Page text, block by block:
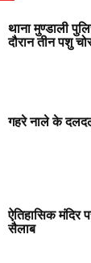
थाना मुण्डाली
दौरान तीन पशु
गहरे नाले के
ऐतिहासिक मंदिर
सैलाब